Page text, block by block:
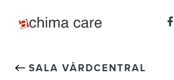
SALA VÅRDCENTRAL